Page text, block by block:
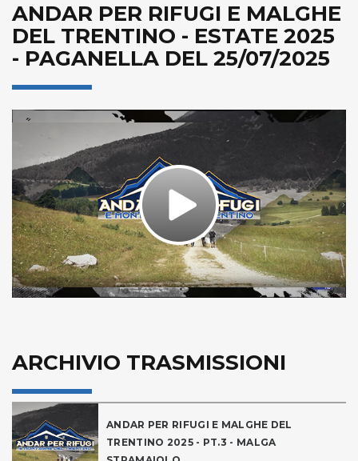
ANDAR PER RIFUGI E MALGHE
DEL TRENTINO - ESTATE 2025
- PAGANELLA DEL 25/07/2025
Play
Video
ARCHIVIO TRASMISSIONI
ANDAR PER RIFUGI E MALGHE DEL
TRENTINO 2025 - PT.3 - MALGA